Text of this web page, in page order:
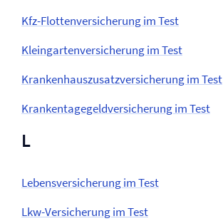
Kfz-Flotten­versicherung im Test
Kleingarten­versicherung im Test
Krankenhauszusatz­versicherung im Test
Krankentagegeld­versicherung im Test
L
Lebens­versicherung im Test
Lkw-Versicherung im Test